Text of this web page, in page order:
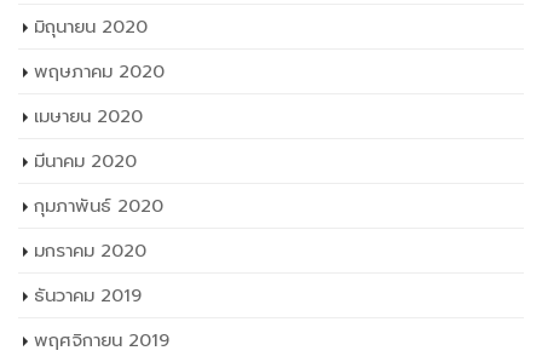
พฤษภาคม 2020
เมษายน 2020
มีนาคม 2020
กุมภาพันธ์ 2020
มกราคม 2020
ธันวาคม 2019
พฤศจิกายน 2019
ตุลาคม 2019